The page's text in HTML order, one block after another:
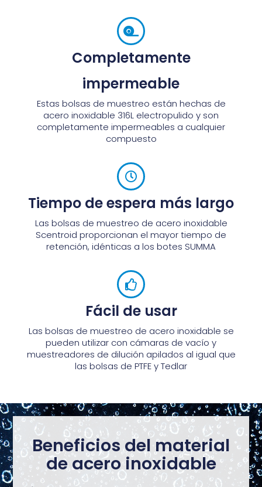
Completamente
impermeable
Estas bolsas de muestreo están hechas de
acero inoxidable 316L electropulido y son
completamente impermeables a cualquier
compuesto
Tiempo de espera más largo
Las bolsas de muestreo de acero inoxidable
Scentroid proporcionan el mayor tiempo de
retención, idénticas a los botes SUMMA
Fácil de usar
Las bolsas de muestreo de acero inoxidable se
pueden utilizar con cámaras de vacío y
muestreadores de dilución apilados al igual que
las bolsas de PTFE y Tedlar
Beneficios del material
de acero inoxidable